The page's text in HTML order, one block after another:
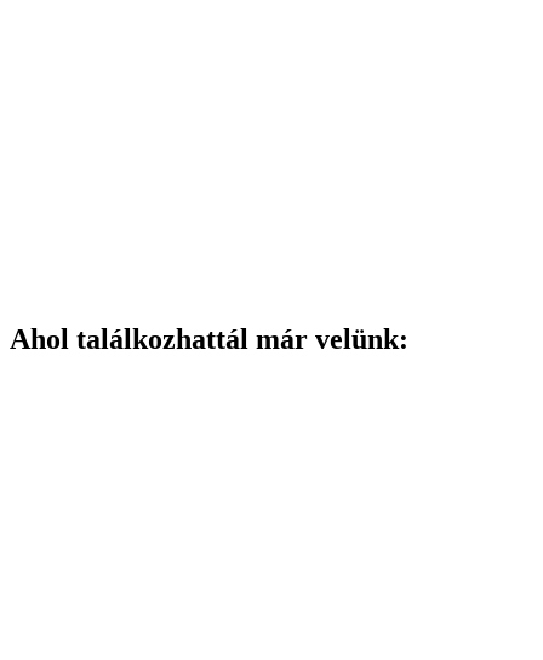
Ahol találkozhattál már velünk: